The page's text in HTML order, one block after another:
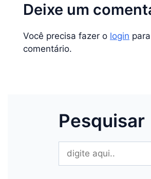
Deixe um
Você precisa fazer o login
comentário.
Pesquisar